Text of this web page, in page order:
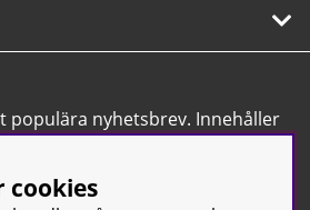
populära nyhetsbrev. Innehåller
allra bästa erbjudanden.
cookies